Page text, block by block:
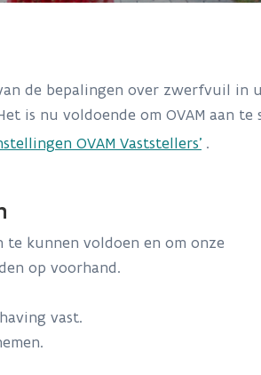
de bepalingen over zwerfvuil in
is nu voldoende om OVAM aan te
OVAM Vaststellers' .
kunnen voldoen en om onze
op voorhand.
vast.